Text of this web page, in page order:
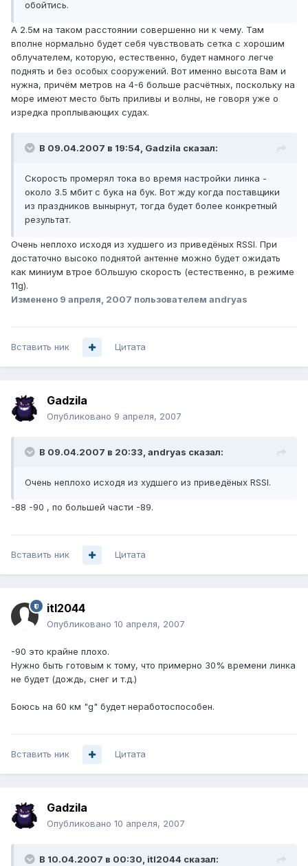
обойтись.
А 2.5м на таком расстоянии совершенно ни к чему. Там
вполне нормально будет себя чувствовать сетка с хорошим
облучателем, которую, естественно, будет намного легче
поднять и без особых сооружений. Вот именно высота Вам и
нужна, причём метров на 4-6 больше расчётных, поскольку на
море имеют место быть приливы и волны, не говоря уже о
изредка проплывающих судах.
В 09.04.2007 в 19:54, Gadzila сказал:
Скорость промерял тока во время настройки линка -
около 3.5 мбит с бука на бук. Вот жду когда поставщики
из праздников вынырнут, тогда будет более конкретный
результат.
Очень неплохо исходя из худшего из приведёных RSSI. При
достаточно высоко поднятой антенне можно будет ожидать
как миниум втрое бОльшую скорость (естественно, в режиме
11g).
Изменено 9 апреля, 2007 пользователем andryas
Вставить ник Цитата
Gadzila
Опубликовано 9 апреля, 2007
В 09.04.2007 в 20:33, andryas сказал:
Очень неплохо исходя из худшего из приведёных RSSI.
-88 -90 , по большей части -89.
Вставить ник Цитата
itl2044
Опубликовано 10 апреля, 2007
-90 это крайне плохо.
Нужно быть готовым к тому, что примерно 30% времени линка
не будет (дождь, снег и т.д.)
Боюсь на 60 км "g" будет неработоспособен.
Вставить ник Цитата
Gadzila
Опубликовано 10 апреля, 2007
В 10.04.2007 в 00:30, itl2044 сказал: